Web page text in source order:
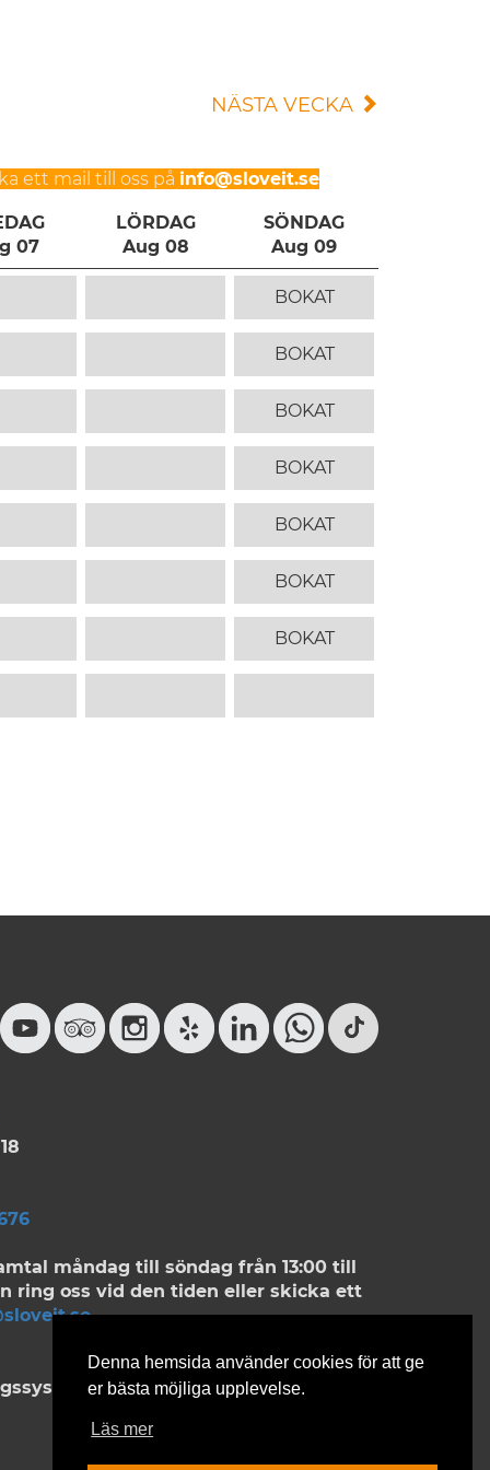
Denna hemsida använder cookies för att ge
er bästa möjliga upplevelse.
Läs mer
NÄSTA VECKA
ett mail till oss på info@sloveit.se
07
LÖRDAG
Aug 08
SÖNDAG
Aug 09
BOKAT
BOKAT
BOKAT
BOKAT
BOKAT
BOKAT
BOKAT
måndag till söndag från 13:00 till
ring oss vid den tiden eller skicka ett